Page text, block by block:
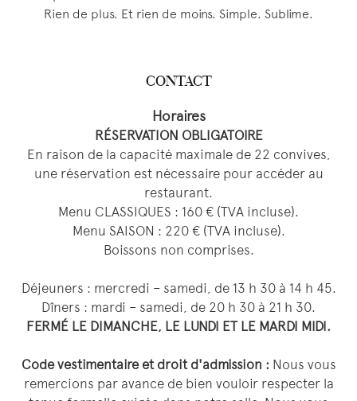
Rien de plus. Et rien de moins. Simple. Sublime.
CONTACT
Horaires
RÉSERVATION OBLIGATOIRE
En raison de la capacité maximale de 22 convives,
une réservation est nécessaire pour accéder au
restaurant.
Menu CLASSIQUES : 160 € (TVA incluse).
Menu SAISON : 220 € (TVA incluse).
Boissons non comprises.
Déjeuners : mercredi – samedi, de 13 h 30 à 14 h 45.
Dîners : mardi – samedi, de 20 h 30 à 21 h 30.
FERMÉ LE DIMANCHE, LE LUNDI ET LE MARDI MIDI.
Code vestimentaire et droit d'admission : Nous vous
remercions par avance de bien vouloir respecter la